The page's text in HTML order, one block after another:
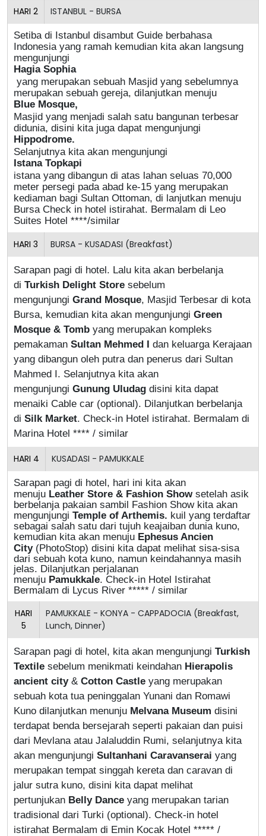
HARI 2
ISTANBUL - BURSA
Setiba di Istanbul disambut Guide berbahasa
Indonesia yang ramah kemudian kita akan langsung
mengunjungi
Hagia Sophia
yang merupakan sebuah Masjid yang sebelumnya
merupakan sebuah gereja, dilanjutkan menuju
Blue Mosque,
Masjid yang menjadi salah satu bangunan terbesar
didunia, disini kita juga dapat mengunjungi
Hippodrome.
Selanjutnya kita akan mengunjungi
Istana Topkapi
istana yang dibangun di atas lahan seluas 70,000
meter persegi pada abad ke-15 yang merupakan
kediaman bagi Sultan Ottoman, di lanjutkan menuju
Bursa Check in hotel istirahat. Bermalam di Leo
Suites Hotel ****/similar
HARI 3 BURSA - KUSADASI (Breakfast)
Sarapan pagi di hotel. Lalu kita akan berbelanja
di Turkish Delight Store sebelum
mengunjungi Grand Mosque, Masjid Terbesar di kota
Bursa, kemudian kita akan mengunjungi Green
Mosque & Tomb yang merupakan kompleks
pemakaman Sultan Mehmed I dan keluarga Kerajaan
yang dibangun oleh putra dan penerus dari Sultan
Mahmed I. Selanjutnya kita akan
mengunjungi Gunung Uludag disini kita dapat
menaiki Cable car (optional). Dilanjutkan berbelanja
di Silk Market. Check-in Hotel istirahat. Bermalam di
Marina Hotel **** / similar
HARI 4
KUSADASI - PAMUKKALE
Sarapan pagi di hotel, hari ini kita akan
menuju Leather Store & Fashion Show setelah asik
berbelanja pakaian sambil Fashion Show kita akan
mengunjungi Temple of Arthemis. kuil yang terdaftar
sebagai salah satu dari tujuh keajaiban dunia kuno,
kemudian kita akan menuju Ephesus Ancien
City (PhotoStop) disini kita dapat melihat sisa-sisa
dari sebuah kota kuno, namun keindahannya masih
jelas. Dilanjutkan perjalanan
menuju Pamukkale. Check-in Hotel Istirahat
Bermalam di Lycus River ***** / similar
HARI
5
PAMUKKALE - KONYA - CAPPADOCIA (Breakfast,
Lunch, Dinner)
Sarapan pagi di hotel, kita akan mengunjungi Turkish
Textile sebelum menikmati keindahan Hierapolis
ancient city& Cotton Castle yang merupakan
sebuah kota tua peninggalan Yunani dan Romawi
Kuno dilanjutkan menunju Melvana Museum disini
terdapat benda bersejarah seperti pakaian dan puisi
dari Mevlana atau Jalaluddin Rumi, selanjutnya kita
akan mengunjungi Sultanhani Caravanserai yang
merupakan tempat singgah kereta dan caravan di
jalur sutra kuno, disini kita dapat melihat
pertunjukan Belly Dance yang merupakan tarian
tradisional dari Turki (optional). Check-in hotel
istirahat Bermalam di Emin Kocak Hotel ***** /